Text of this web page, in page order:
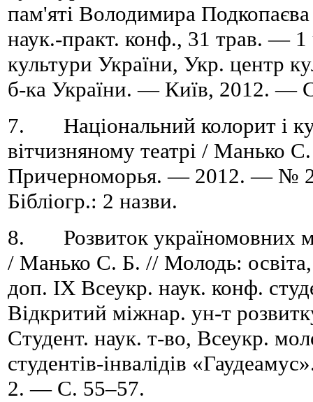
пам'яті Володимира
наук.-практ. конф., 31 трав. —
культури України, Укр. центр
б-ка України. — Київ, 2012. —
7. Національний колорит і
вітчизняному театрі / Манько
Причерноморья. — 2012. — №
Бібліогр.: 2 назви.
8. Розвиток україномовних
/ Манько С. Б. // Молодь: освіта,
доп. ІХ Всеукр. наук. конф.
Відкритий міжнар. ун-т
Студент. наук. т-во, Всеукр.
студентів-інвалідів
2. — C. 55–57.